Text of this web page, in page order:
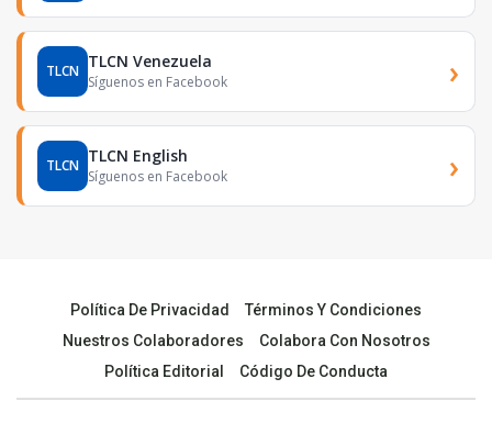
TLCN TLCN Venezuela
Síguenos en Facebook ›
TLCN TLCN English
Síguenos en Facebook ›
Política De Privacidad
Términos Y Condiciones
Nuestros Colaboradores
Colabora Con Nosotros
Política Editorial
Código De Conducta